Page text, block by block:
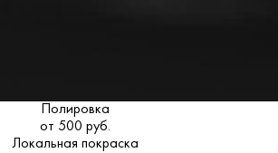
Полировка
от 500 руб.
Локальная покраска